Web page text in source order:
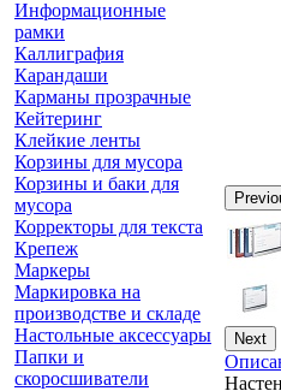
Информационные
рамки
Каллиграфия
Карандаши
Карманы прозрачные
Кейтеринг
Клейкие ленты
Корзины для мусора
Корзины и баки для
мусора
Корректоры для текста
Крепеж
Маркеры
Маркировка на
производстве и складе
Настольные аксессуары
Папки и
скоросшиватели
Next